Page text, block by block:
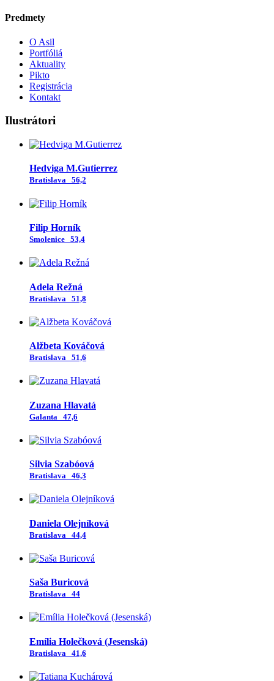
Predmety
O Asil
Portfóliá
Aktuality
Pikto
Registrácia
Kontakt
Ilustrátori
Hedviga M.Gutierrez
Bratislava 56,2
Filip Horník
Smolenice 53,4
Adela Režná
Bratislava 51,8
Alžbeta Kováčová
Bratislava 51,6
Zuzana Hlavatá
Galanta 47,6
Silvia Szabóová
Bratislava 46,3
Daniela Olejníková
Bratislava 44,4
Saša Buricová
Bratislava 44
Emília Holečková (Jesenská)
Bratislava 41,6